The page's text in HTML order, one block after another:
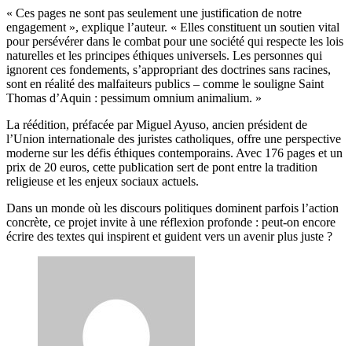
« Ces pages ne sont pas seulement une justification de notre
engagement », explique l’auteur. « Elles constituent un soutien vital
pour persévérer dans le combat pour une société qui respecte les lois
naturelles et les principes éthiques universels. Les personnes qui
ignorent ces fondements, s’appropriant des doctrines sans racines,
sont en réalité des malfaiteurs publics – comme le souligne Saint
Thomas d’Aquin : pessimum omnium animalium. »
La réédition, préfacée par Miguel Ayuso, ancien président de
l’Union internationale des juristes catholiques, offre une perspective
moderne sur les défis éthiques contemporains. Avec 176 pages et un
prix de 20 euros, cette publication sert de pont entre la tradition
religieuse et les enjeux sociaux actuels.
Dans un monde où les discours politiques dominent parfois l’action
concrète, ce projet invite à une réflexion profonde : peut-on encore
écrire des textes qui inspirent et guident vers un avenir plus juste ?